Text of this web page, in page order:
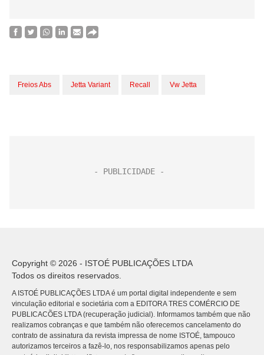
Freios Abs Jetta Variant Recall Vw Jetta
Copyright © 2026 - ISTOÉ PUBLICAÇÕES LTDA
Todos os direitos reservados.
A ISTOÉ PUBLICAÇÕES LTDA é um portal digital independente e sem
vinculação editorial e societária com a EDITORA TRES COMÉRCIO DE
PUBLICACÕES LTDA (recuperação judicial). Informamos também que não
realizamos cobranças e que também não oferecemos cancelamento do
contrato de assinatura da revista impressa de nome ISTOÉ, tampouco
autorizamos terceiros a fazê-lo, nos responsabilizamos apenas pelo